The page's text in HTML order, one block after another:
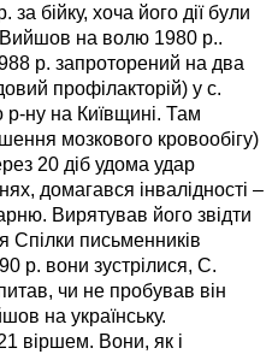
бійку, хоча його дії були
на волю 1980 р..
р. запроторений на два
профілакторій) у с.
р-ну на Київщині. Там
мозкового кровообігу)
20 діб удома удар
домагався інвалідності –
Вирятував його звідти
Спілки письменників
р. вони зустрілися, С.
чи не пробував він
на українську.
віршем. Вони, як і